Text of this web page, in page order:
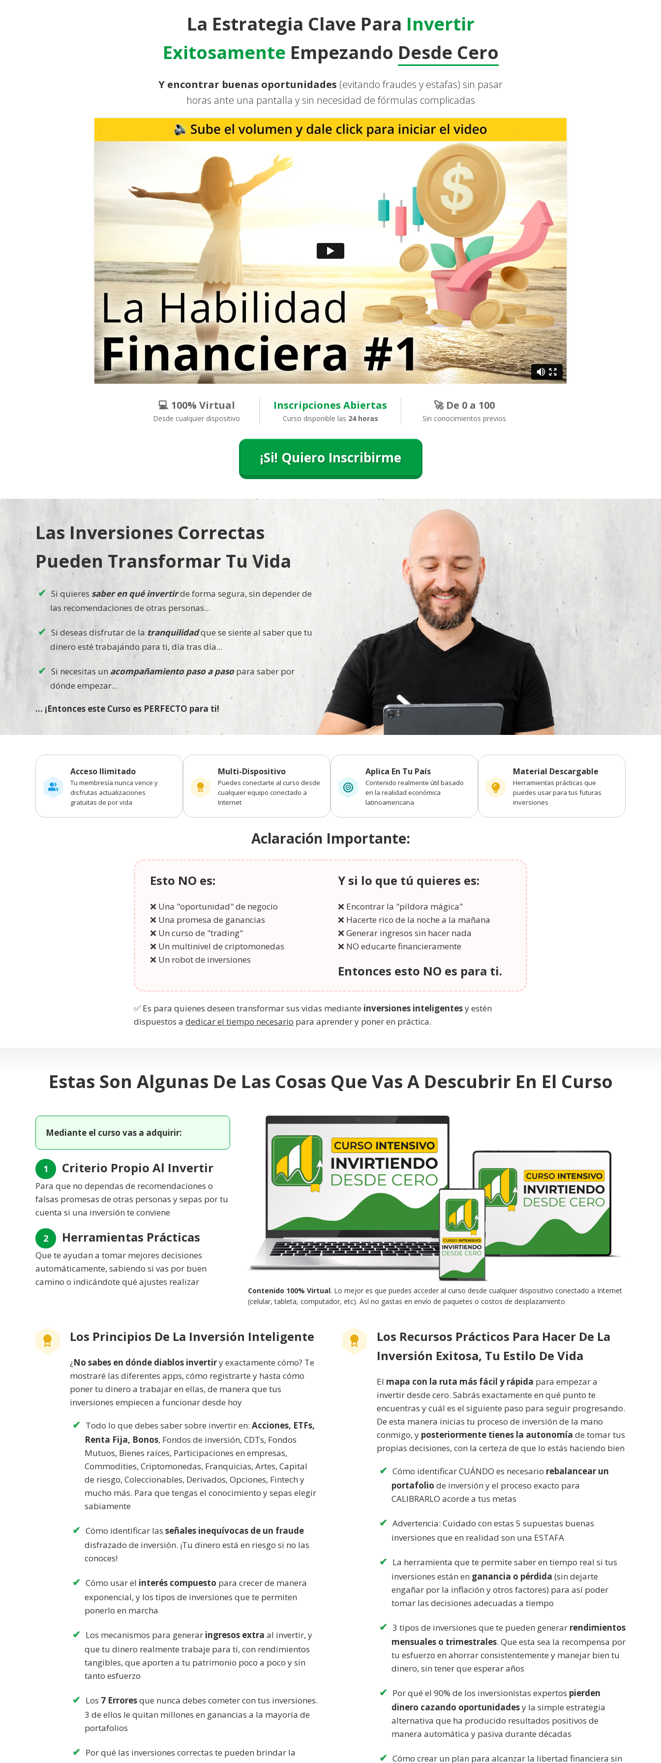
La Estrategia Clave Para Invertir
Exitosamente Empezando Desde Cero
Y encontrar buenas oportunidades (evitando fraudes y estafas) sin pasar
horas ante una pantalla y sin necesidad de fórmulas complicadas
💻 100% Virtual
Desde cualquier dispositivo
Inscripciones Abiertas
Curso disponible las 24 horas
🚀 De 0 a 100
Sin conocimientos previos
¡Si! Quiero Inscribirme
Las Inversiones Correctas
Pueden Transformar Tu Vida
Si quieres saber en qué invertirde forma segura, sin depender de
las recomendaciones de otras personas...
Si deseas disfrutar de la tranquilidadque se siente al saber que tu
dinero esté trabajando para ti, día tras día...
Si necesitas un acompañamiento paso a paso para saber por
dónde empezar...
... ¡Entonces este Curso es PERFECTO para ti!
Acceso Ilimitado
Tu membresía nunca vence y
disfrutas actualizaciones
gratuitas de por vida
Multi-Dispositivo
Puedes conectarte al curso desde
cualquier equipo conectado a
Internet
Aplica En Tu País
Contenido realmente útil basado
en la realidad económica
latinoamericana
Material Descargable
Herramientas prácticas que
puedes usar para tus futuras
inversiones
Aclaración Importante:
Esto NO es:
❌ Una "oportunidad" de negocio
❌ Una promesa de ganancias
❌ Un curso de "trading"
❌ Un multinivel de criptomonedas
❌ Un robot de inversiones
Y si lo que tú quieres es:
❌ Encontrar la "píldora mágica"
❌ Hacerte rico de la noche a la mañana
❌ Generar ingresos sin hacer nada
❌ NO educarte financieramente
Entonces esto NO es para ti.
✅ Es para quienes deseen transformar sus vidas mediante inversiones inteligentesy estén
dispuestos a dedicar el tiempo necesario para aprender y poner en práctica.
Estas Son Algunas De Las Cosas Que Vas A Descubrir En El Curso
Mediante el curso vas a adquirir:
1 Criterio Propio Al Invertir
Para que no dependas de recomendaciones o
falsas promesas de otras personas y sepas por tu
cuenta si una inversión te conviene
2 Herramientas Prácticas
Que te ayudan a tomar mejores decisiones
automáticamente, sabiendo si vas por buen
camino o indicándote qué ajustes realizar
Contenido 100% Virtual. Lo mejor es que puedes acceder al curso desde cualquier dispositivo conectado a Internet
(celular, tableta, computador, etc). Así no gastas en envío de paquetes o costos de desplazamiento
Los Principios De La Inversión Inteligente
¿No sabes en dónde diablos invertiry exactamente cómo? Te
mostraré las diferentes apps, cómo registrarte y hasta cómo
poner tu dinero a trabajar en ellas, de manera que tus
inversiones empiecen a funcionar desde hoy
Todo lo que debes saber sobre invertir en: Acciones, ETFs,
Renta Fija, Bonos, Fondos de inversión, CDTs, Fondos
Mutuos, Bienes raíces, Participaciones en empresas,
Commodities, Criptomonedas, Franquicias, Artes, Capital
de riesgo, Coleccionables, Derivados, Opciones, Fintech y
mucho más. Para que tengas el conocimiento y sepas elegir
sabiamente
Cómo identificar las señales inequívocas de un fraude
disfrazado de inversión. ¡Tu dinero está en riesgo si no las
conoces!
Cómo usar el interés compuesto para crecer de manera
exponencial, y los tipos de inversiones que te permiten
ponerlo en marcha
Los mecanismos para generar ingresos extra al invertir, y
que tu dinero realmente trabaje para ti, con rendimientos
tangibles, que aporten a tu patrimonio poco a poco y sin
tanto esfuerzo
Los 7 Erroresque nunca debes cometer con tus inversiones.
3 de ellos le quitan millones en ganancias a la mayoría de
portafolios
Por qué las inversiones correctas te pueden brindar la
Los Recursos Prácticos Para Hacer De La
Inversión Exitosa, Tu Estilo De Vida
El mapa con la ruta más fácil y rápida para empezar a
invertir desde cero. Sabrás exactamente en qué punto te
encuentras y cuál es el siguiente paso para seguir progresando.
De esta manera inicias tu proceso de inversión de la mano
conmigo, y posteriormente tienes la autonomía de tomar tus
propias decisiones, con la certeza de que lo estás haciendo bien
Cómo identificar CUÁNDO es necesario rebalancear un
portafolio de inversión y el proceso exacto para
CALIBRARLO acorde a tus metas
Advertencia: Cuidado con estas 5 supuestas buenas
inversiones que en realidad son una ESTAFA
La herramienta que te permite saber en tiempo real si tus
inversiones están en ganancia o pérdida (sin dejarte
engañar por la inflación y otros factores) para así poder
tomar las decisiones adecuadas a tiempo
3 tipos de inversiones que te pueden generar rendimientos
mensuales o trimestrales. Que esta sea la recompensa por
tu esfuerzo en ahorrar consistentemente y manejar bien tu
dinero, sin tener que esperar años
Por qué el 90% de los inversionistas expertos pierden
dinero cazando oportunidadesy la simple estrategia
alternativa que ha producido resultados positivos de
manera automática y pasiva durante décadas
Cómo crear un plan para alcanzar la libertad financiera sin